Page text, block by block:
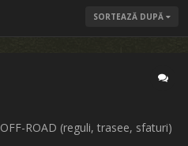
SORTEAZĂ DUPĂ
OFF-ROAD (reguli, trasee, sfaturi)